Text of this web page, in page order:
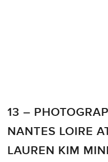
13 –
NANTES LOIRE
LAUREN KIM